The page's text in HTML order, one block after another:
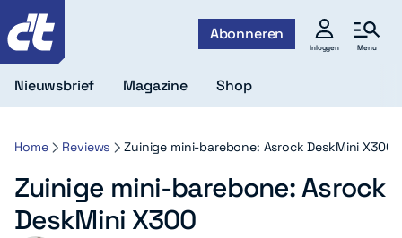
Abonneren
Inloggen Menu
Nieuwsbrief Magazine Shop
Home Reviews Zuinige mini-barebone: Asrock DeskMini X300
Zuinige mini-barebone: Asrock
DeskMini X300